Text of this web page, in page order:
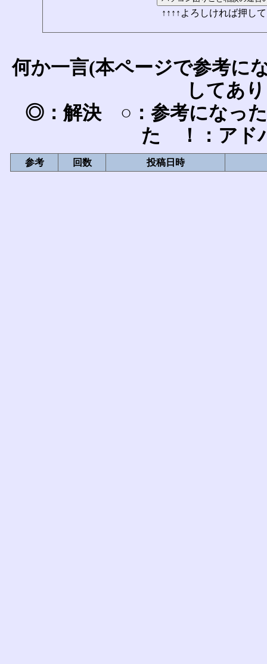
↑↑↑↑よろしければ押し
何か一言(本ページで参考に
してあ
◎：解決 ○：参考になっ
た ！：アド
参考 回数 投稿日時